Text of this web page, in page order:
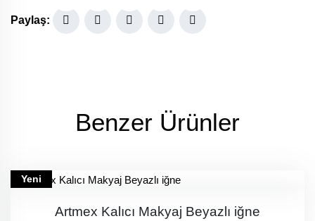
Paylaş:
Benzer Ürünler
Yeni
Artmex Kalıcı Makyaj Beyazlı iğne